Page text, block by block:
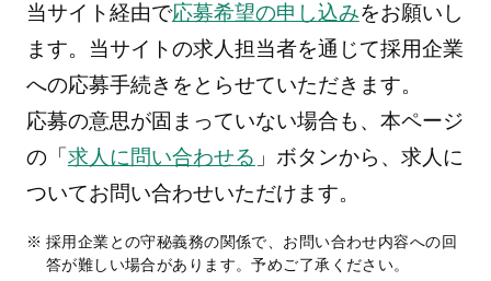
当サイト経由で応募希望の申し込みをお願いし
ます。当サイトの求人担当者を通じて採用企業
への応募手続きをとらせていただきます。
応募の意思が固まっていない場合も、本ページ
の「 求人に問い合わせる 」ボタンから、求人に
ついてお問い合わせいただけます。
採用企業との守秘義務の関係で、お問い合わせ内容への回
答が難しい場合があります。予めご了承ください。